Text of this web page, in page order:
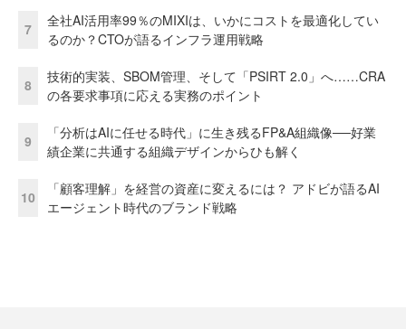
7
全社AI活用率99％のMIXIは、いかにコストを最適化してい
るのか？CTOが語るインフラ運用戦略
8
技術的実装、SBOM管理、そして「PSIRT 2.0」へ……CRA
の各要求事項に応える実務のポイント
9
「分析はAIに任せる時代」に生き残るFP&A組織像──好業
績企業に共通する組織デザインからひも解く
10
「顧客理解」を経営の資産に変えるには？ アドビが語るAI
エージェント時代のブランド戦略